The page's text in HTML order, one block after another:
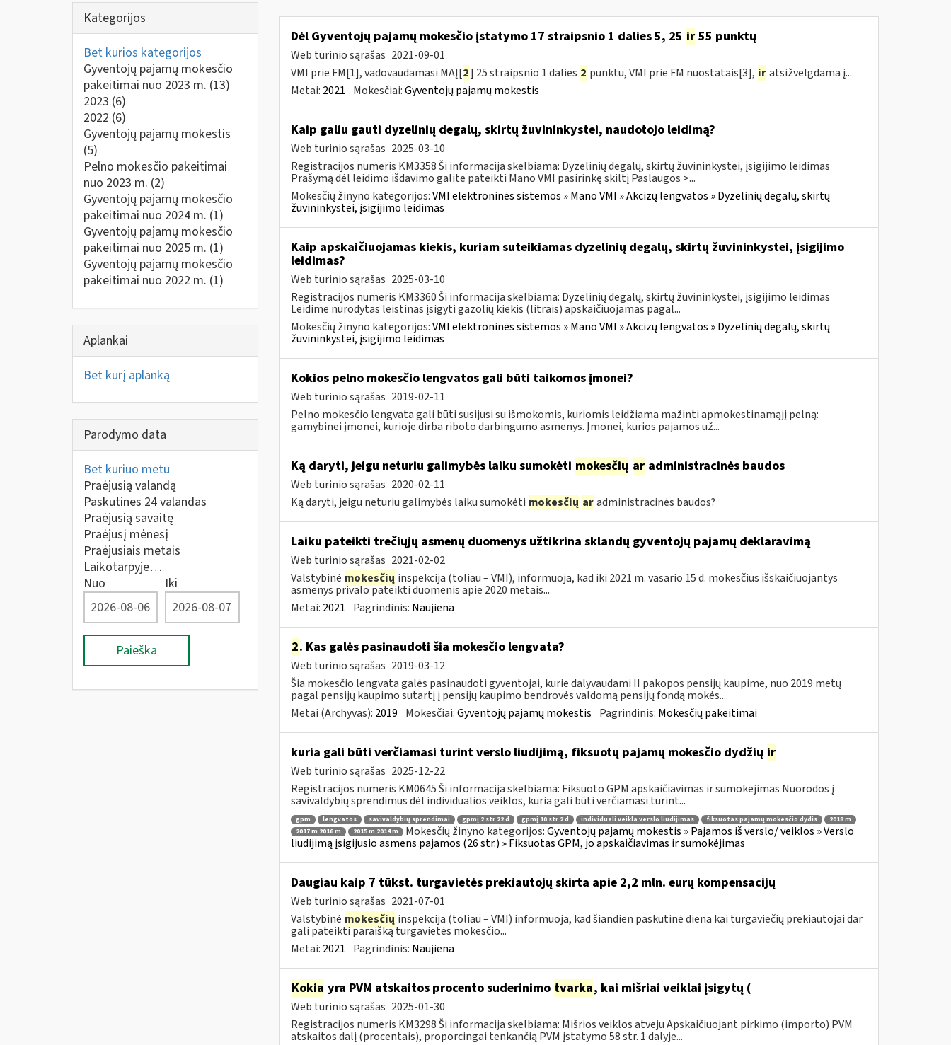
Kategorijos
Bet kurios kategorijos
Gyventojų pajamų mokesčio
pakeitimai nuo 2023 m. (13)
2023 (6)
2022 (6)
Gyventojų pajamų mokestis
(5)
Pelno mokesčio pakeitimai
nuo 2023 m. (2)
Gyventojų pajamų mokesčio
pakeitimai nuo 2024 m. (1)
Gyventojų pajamų mokesčio
pakeitimai nuo 2025 m. (1)
Gyventojų pajamų mokesčio
pakeitimai nuo 2022 m. (1)
Aplankai
Bet kurį aplanką
Parodymo data
Bet kuriuo metu
Praėjusią valandą
Paskutines 24 valandas
Praėjusią savaitę
Praėjusį mėnesį
Praėjusiais metais
Laikotarpyje…
Nuo
Iki
Paieška
Dėl Gyventojų pajamų mokesčio įstatymo 17 straipsnio 1 dalies 5, 25 ir55 punktų
Web turinio sąrašas 2021-09-01
VMI prie FM[1], vadovaudamasi MAĮ[2] 25 straipsnio 1 dalies 2 punktu, VMI prie FM nuostatais[3], ir atsižvelgdama į...
Metai: 2021 Mokesčiai:Gyventojų pajamų mokestis
Kaip galiu gauti dyzelinių degalų, skirtų žuvininkystei, naudotojo leidimą?
Web turinio sąrašas 2025-03-10
Registracijos numeris KM3358 Ši informacija skelbiama: Dyzelinių degalų, skirtų žuvininkystei, įsigijimo leidimas
Prašymą dėl leidimo išdavimo galite pateikti Mano VMI pasirinkę skiltį Paslaugos >...
Mokesčių žinyno kategorijos:VMI elektroninės sistemos » Mano VMI » Akcizų lengvatos » Dyzelinių degalų, skirtų
žuvininkystei, įsigijimo leidimas
Kaip apskaičiuojamas kiekis, kuriam suteikiamas dyzelinių degalų, skirtų žuvininkystei, įsigijimo
leidimas?
Web turinio sąrašas 2025-03-10
Registracijos numeris KM3360 Ši informacija skelbiama: Dyzelinių degalų, skirtų žuvininkystei, įsigijimo leidimas
Leidime nurodytas leistinas įsigyti gazolių kiekis (litrais) apskaičiuojamas pagal...
Mokesčių žinyno kategorijos:VMI elektroninės sistemos » Mano VMI » Akcizų lengvatos » Dyzelinių degalų, skirtų
žuvininkystei, įsigijimo leidimas
Kokios pelno mokesčio lengvatos gali būti taikomos įmonei?
Web turinio sąrašas 2019-02-11
Pelno mokesčio lengvata gali būti susijusi su išmokomis, kuriomis leidžiama mažinti apmokestinamąjį pelną:
gamybinei įmonei, kurioje dirba riboto darbingumo asmenys. Įmonei, kurios pajamos už...
Ką daryti, jeigu neturiu galimybės laiku sumokėti mokesčių aradministracinės baudos
Web turinio sąrašas 2020-02-11
Ką daryti, jeigu neturiu galimybės laiku sumokėti mokesčių ar administracinės baudos?
Laiku pateikti trečiųjų asmenų duomenys užtikrina sklandų gyventojų pajamų deklaravimą
Web turinio sąrašas 2021-02-02
Valstybinė mokesčių inspekcija (toliau – VMI), informuoja, kad iki 2021 m. vasario 15 d. mokesčius išskaičiuojantys
asmenys privalo pateikti duomenis apie 2020 metais...
Metai: 2021 Pagrindinis: Naujiena
2. Kas galės pasinaudoti šia mokesčio lengvata?
Web turinio sąrašas 2019-03-12
Šia mokesčio lengvata galės pasinaudoti gyventojai, kurie dalyvaudami II pakopos pensijų kaupime, nuo 2019 metų
pagal pensijų kaupimo sutartį į pensijų kaupimo bendrovės valdomą pensijų fondą mokės...
Metai (Archyvas): 2019 Mokesčiai:Gyventojų pajamų mokestis Pagrindinis: Mokesčių pakeitimai
kuria gali būti verčiamasi turint verslo liudijimą, fiksuotų pajamų mokesčio dydžių ir
Web turinio sąrašas 2025-12-22
Registracijos numeris KM0645 Ši informacija skelbiama: Fiksuoto GPM apskaičiavimas ir sumokėjimas Nuorodos į
savivaldybių sprendimus dėl individualios veiklos, kuria gali būti verčiamasi turint...
gpm lengvatos savivaldybių sprendimai gpmį 2 str 22 d gpmį 10 str 2 d individuali veikla verslo liudijimas fiksuotas pajamų mokesčio dydis
2018 m
2017 m 2016 m
2015 m 2014 m Mokesčių žinyno kategorijos:Gyventojų pajamų mokestis » Pajamos iš verslo/ veiklos » Verslo
liudijimą įsigijusio asmens pajamos (26 str.) » Fiksuotas GPM, jo apskaičiavimas ir sumokėjimas
Daugiau kaip 7 tūkst. turgavietės prekiautojų skirta apie 2,2 mln. eurų kompensacijų
Web turinio sąrašas 2021-07-01
Valstybinė mokesčių inspekcija (toliau – VMI) informuoja, kad šiandien paskutinė diena kai turgaviečių prekiautojai dar
gali pateikti paraišką turgavietės mokesčio...
Metai: 2021 Pagrindinis: Naujiena
Kokia yra PVM atskaitos procento suderinimo tvarka, kai mišriai veiklai įsigytų (
Web turinio sąrašas 2025-01-30
Registracijos numeris KM3298 Ši informacija skelbiama: Mišrios veiklos atveju Apskaičiuojant pirkimo (importo) PVM
atskaitos dalį (procentais), proporcingai tenkančią PVM įstatymo 58 str. 1 dalyje...